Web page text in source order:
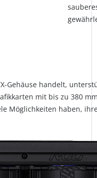
Gehäuse handelt,
mit bis zu 380
Möglichkeiten haben,